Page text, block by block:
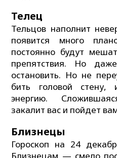
Телец
Тельцов наполнит
появится много
постоянно будут
препятствия. Но
остановить. Но не
бить головой стену,
энергию.
закалит вас и пойдет
Близнецы
Гороскоп на 24